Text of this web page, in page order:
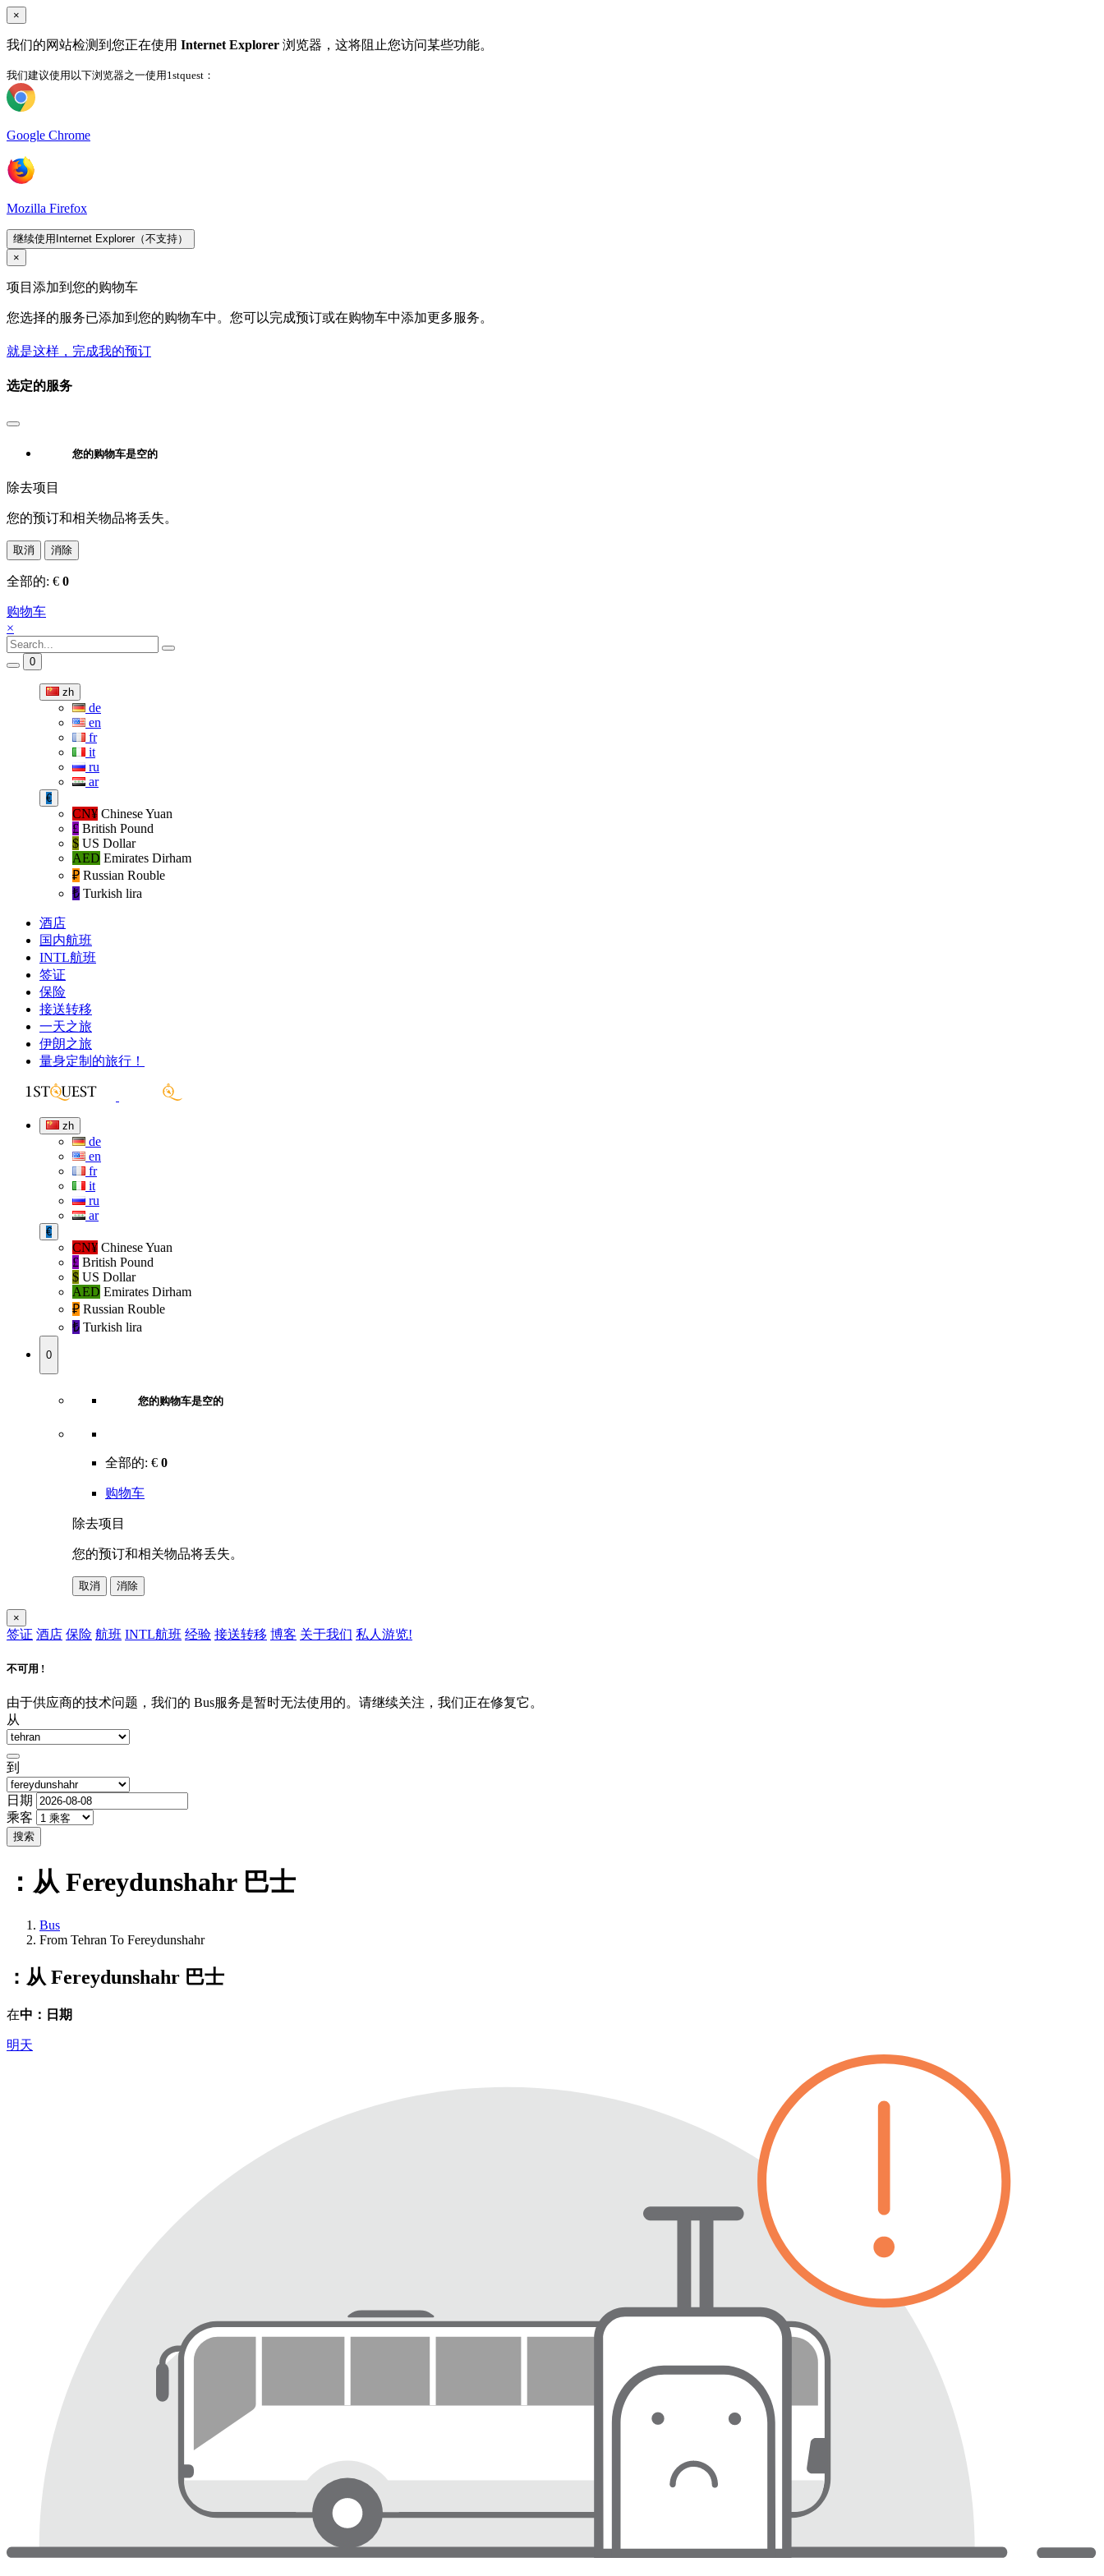
×
我们的网站检测到您正在使用 Internet Explorer 浏览器，这将阻止您访问某些功能。
我们建议使用以下浏览器之一使用1stquest：
Google Chrome
Mozilla Firefox
继续使用Internet Explorer（不支持）
×
项目添加到您的购物车
您选择的服务已添加到您的购物车中。您可以完成预订或在购物车中添加更多服务。
就是这样，完成我的预订
选定的服务
您的购物车是空的
除去项目
您的预订和相关物品将丢失。
取消 消除
全部的: € 0
购物车
×
0
zh
de
en
fr
it
ru
ar
€
CN¥ Chinese Yuan
£ British Pound
$ US Dollar
AED Emirates Dirham
₽‎ Russian Rouble
₺‎ Turkish lira
酒店
国内航班
INTL航班
签证
保险
接送转移
一天之旅
伊朗之旅
量身定制的旅行！
zh
de
en
fr
it
ru
ar
€
CN¥ Chinese Yuan
£ British Pound
$ US Dollar
AED Emirates Dirham
₽‎ Russian Rouble
₺‎ Turkish lira
0
您的购物车是空的
全部的: € 0
购物车
除去项目
您的预订和相关物品将丢失。
取消 消除
×
签证 酒店 保险 航班 INTL航班 经验 接送转移 博客 关于我们 私人游览!
不可用 !
由于供应商的技术问题，我们的 Bus服务是暂时无法使用的。请继续关注，我们正在修复它。
从
到
日期
乘客
搜索
：从 Fereydunshahr 巴士
Bus
From Tehran To Fereydunshahr
：从 Fereydunshahr 巴士
在中：日期
明天